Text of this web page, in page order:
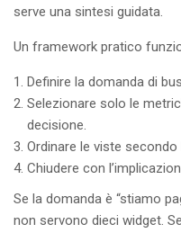
serve una sintesi guidata.
Un framework pratico
Definire la domanda di
Selezionare solo le
decisione.
Ordinare le viste
Chiudere con
Se la domanda è “stiamo
non servono dieci widget.